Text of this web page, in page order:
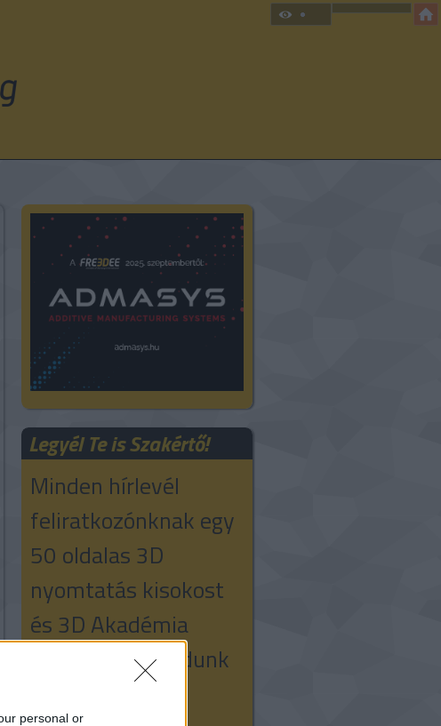
personal or
Legyél Te is Szakértő!
Minden hírlevél
feliratkozónknak egy
50 oldalas 3D
nyomtatás kisokost
és 3D Akadémia
kedvezményt adunk
ajándékba!